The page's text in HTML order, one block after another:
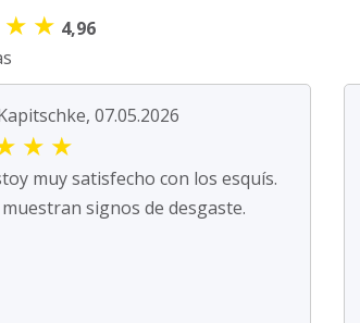
★ ★ 4,96
07.05.2026
★ ★
muy satisfecho con los esquís.
signos de desgaste.